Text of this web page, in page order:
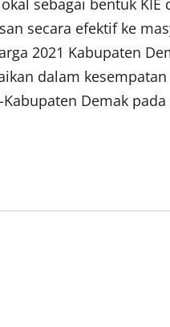
sebagai bentuk
secara efektif ke
2021 Kabupaten
dalam
Demak